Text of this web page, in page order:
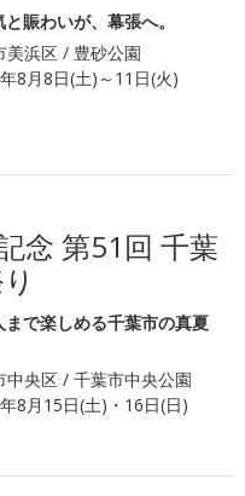
賑わいが、幕張へ。
美浜区 / 豊砂公園
8月8日(土)～11日(火)
念 第51回 千葉
で楽しめる千葉市の真夏
中央区 / 千葉市中央公園
8月15日(土)・16日(日)